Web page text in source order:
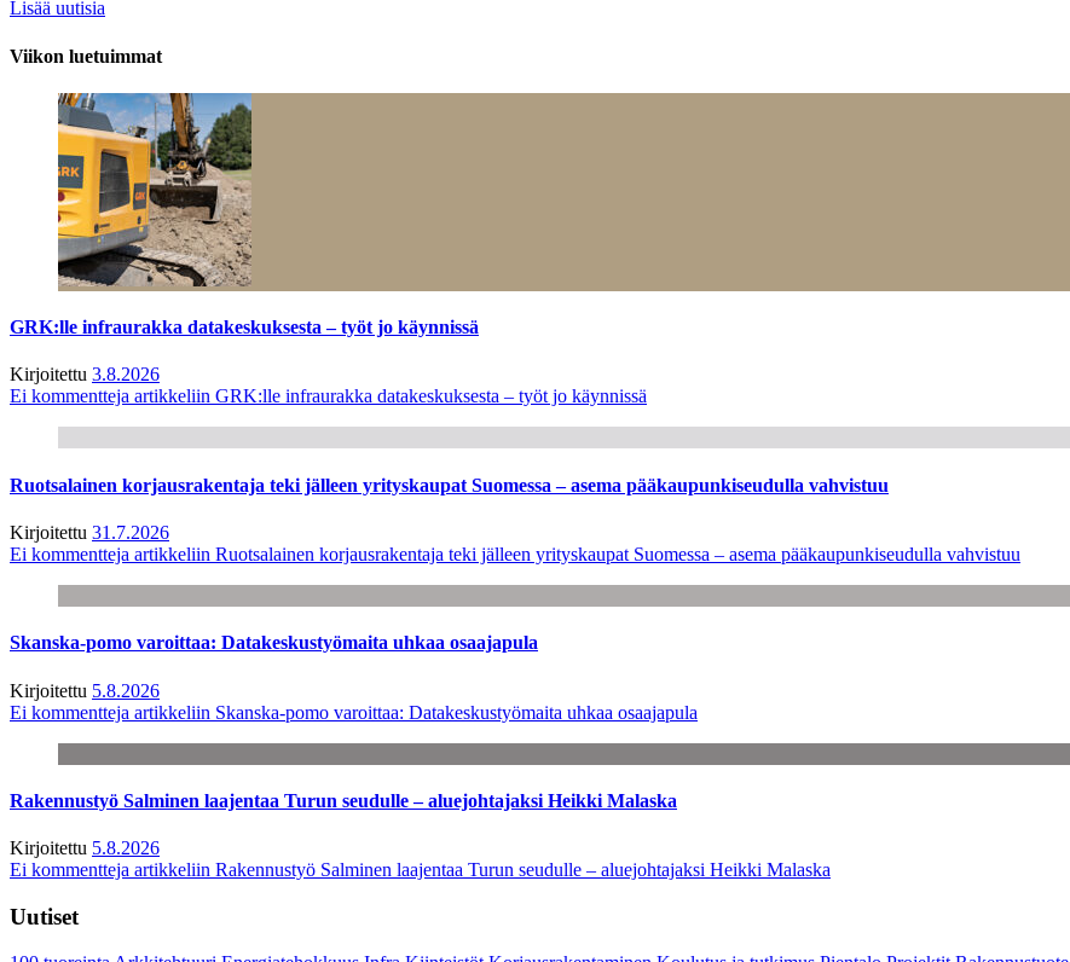
Lisää uutisia
Viikon luetuimmat
GRK:lle infraurakka datakeskuksesta – työt jo käynnissä
Kirjoitettu 3.8.2026
Ei kommentteja artikkeliin GRK:lle infraurakka datakeskuksesta – työt jo käynnissä
Ruotsalainen korjausrakentaja teki jälleen yrityskaupat Suomessa – asema pääkaupunkiseudulla vahvistuu
Kirjoitettu 31.7.2026
Ei kommentteja artikkeliin Ruotsalainen korjausrakentaja teki jälleen yrityskaupat Suomessa – asema pääkaupunkiseudulla vahvistuu
Skanska-pomo varoittaa: Datakeskustyömaita uhkaa osaajapula
Kirjoitettu 5.8.2026
Ei kommentteja artikkeliin Skanska-pomo varoittaa: Datakeskustyömaita uhkaa osaajapula
Rakennustyö Salminen laajentaa Turun seudulle – aluejohtajaksi Heikki Malaska
Kirjoitettu 5.8.2026
Ei kommentteja artikkeliin Rakennustyö Salminen laajentaa Turun seudulle – aluejohtajaksi Heikki Malaska
Uutiset